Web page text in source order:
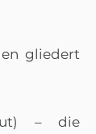
gliedert
– die